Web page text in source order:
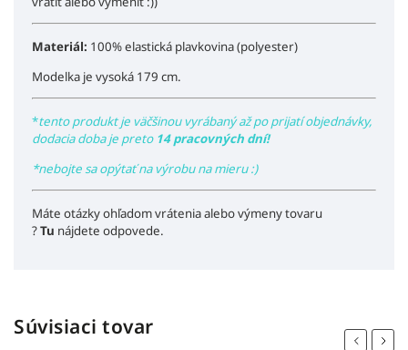
Materiál: 100% elastická plavkovina (polyester)
Modelka je vysoká 179 cm.
*tento produkt je väčšinou vyrábaný až po prijatí objednávky,
dodacia doba je preto 14 pracovných dní!
*nebojte sa opýtať na výrobu na mieru :)
Máte otázky ohľadom vrátenia alebo výmeny tovaru
?Tu nájdete odpovede.
Súvisiaci tovar
Previous
Next